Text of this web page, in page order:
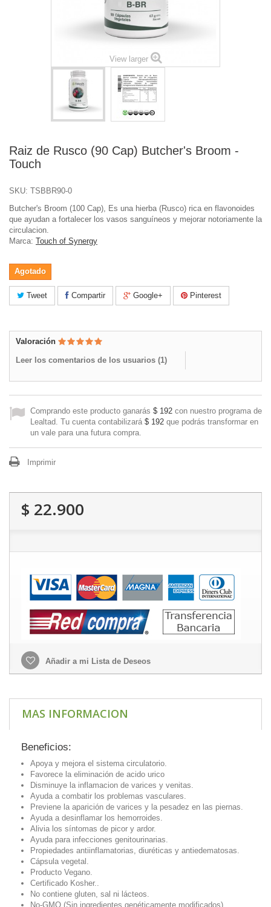
View larger
Raiz de Rusco (90 Cap) Butcher's Broom -
Touch
SKU: TSBBR90-0
Butcher's Broom (100 Cap), Es una hierba (Rusco) rica en flavonoides
que ayudan a fortalecer los vasos sanguíneos y mejorar notoriamente la
circulacion.
Marca: Touch of Synergy
Agotado
Tweet Compartir Google+ Pinterest
Valoración
Leer los comentarios de los usuarios (1)
Comprando este producto ganarás $ 192 con nuestro programa de
Lealtad. Tu cuenta contabilizará $ 192 que podrás transformar en
un vale para una futura compra.
Imprimir
$ 22.900
Añadir a mi Lista de Deseos
MAS INFORMACION
Beneficios:
Apoya y mejora el sistema circulatorio.
Favorece la eliminación de acido urico
Disminuye la inflamacion de varices y venitas.
Ayuda a combatir los problemas vasculares.
Previene la aparición de varices y la pesadez en las piernas.
Ayuda a desinflamar los hemorroides.
Alivia los síntomas de picor y ardor.
Ayuda para infecciones genitourinarias.
Propiedades antiinflamatorias, diuréticas y antiedematosas.
Cápsula vegetal.
Producto Vegano.
Certificado Kosher..
No contiene gluten, sal ni lácteos.
No-GMO (Sin ingredientes genéticamente modificados).